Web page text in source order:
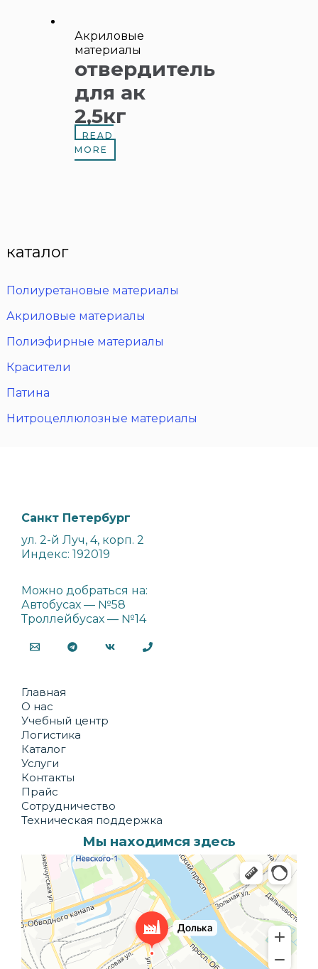
каталог
Полиуретановые материалы
Акриловые материалы
Полиэфирные материалы
Красители
Патина
Нитроцеллюлозные материалы
Акриловые
материалы
отвердитель
для ак
2,5кг
READ
MORE
Санкт Петербург
ул. 2-й Луч, 4, корп. 2
Индекс: 192019
Можно добраться на:
Автобусах — №58
Троллейбусах — №14
Главная
О нас
Учебный центр
Логистика
Каталог
Услуги
Контакты
Прайс
Сотрудничество
Техническая поддержка
Мы находимся здесь
Долька
Производственное предприятие в Санкт‑Петербурге